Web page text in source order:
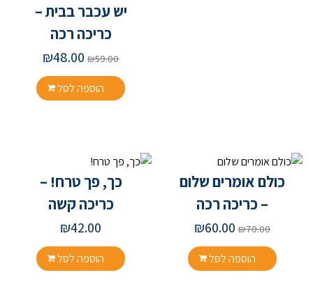
יש עכבר בבית –
כריכה רכה
₪59.00
₪48.00
הוספה לסל
כולם אומרים שלום
– כריכה רכה
₪70.00
₪60.00
הוספה לסל
כך, פך טרח! –
כריכה קשה
₪42.00
הוספה לסל